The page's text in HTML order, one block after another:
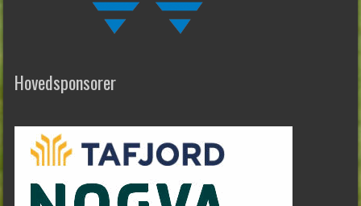
Hovedsponsorer